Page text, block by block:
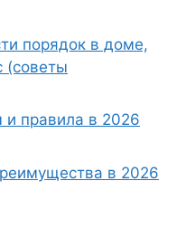
порядок в доме,
(советы
и правила в 2026
в 2026